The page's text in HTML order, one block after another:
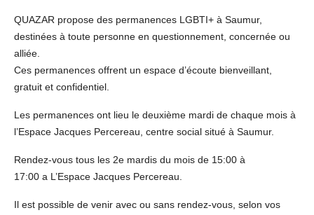
QUAZAR propose des permanences LGBTI+ à Saumur,
destinées à toute personne en questionnement, concernée ou
alliée.
Ces permanences offrent un espace d’écoute bienveillant,
gratuit et confidentiel.
Les permanences ont lieu le deuxième mardi de chaque mois à
l’Espace Jacques Percereau, centre social situé à Saumur.
Rendez-vous tous les 2e mardis du mois de 15:00 à
17:00 a L’Espace Jacques Percereau.
Il est possible de venir avec ou sans rendez-vous, selon vos